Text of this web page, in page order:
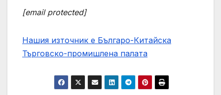
[email protected]
Нашия източник е Българо-Китайска
Търговско-промишлена палaта